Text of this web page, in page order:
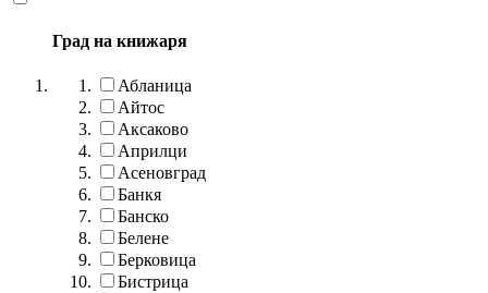
Град на книжаря
Абланица
Айтос
Аксаково
Априлци
Асеновград
Банкя
Банско
Белене
Берковица
Бистрица